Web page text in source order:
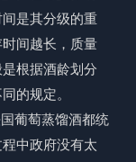
是其分级的重
间越长，质量
根据酒龄划分
的规定。
葡萄蒸馏酒都统
中政府没有太